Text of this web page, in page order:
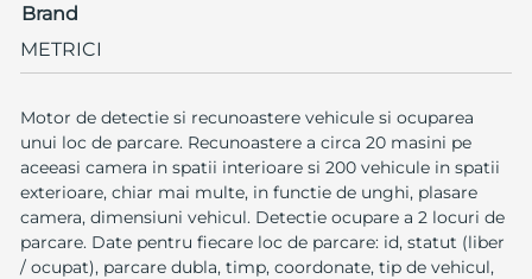
Brand
METRICI
Motor de detectie si recunoastere vehicule si ocuparea
unui loc de parcare. Recunoastere a circa 20 masini pe
aceeasi camera in spatii interioare si 200 vehicule in spatii
exterioare, chiar mai multe, in functie de unghi, plasare
camera, dimensiuni vehicul. Detectie ocupare a 2 locuri de
parcare. Date pentru fiecare loc de parcare: id, statut (liber
/ ocupat), parcare dubla, timp, coordonate, tip de vehicul,